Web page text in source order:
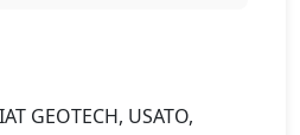
GEOTECH, USATO,